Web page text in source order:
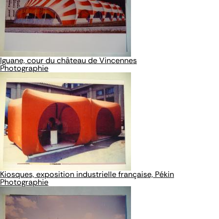
Iguane, cour du château de Vincennes
Photographie
Kiosques, exposition industrielle française, Pékin
Photographie